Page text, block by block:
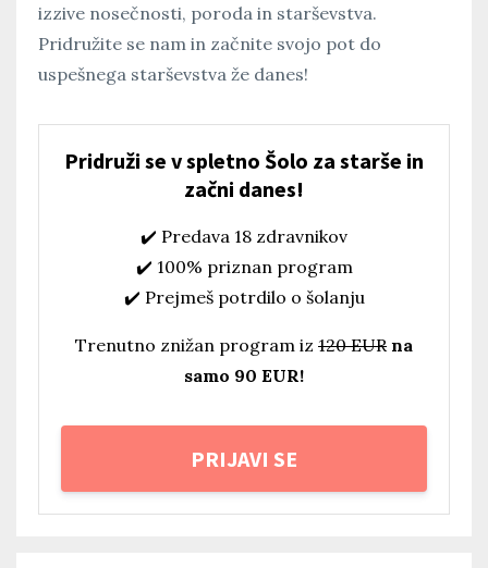
izzive nosečnosti, poroda in starševstva.
Pridružite se nam in začnite svojo pot do
uspešnega starševstva že danes!
Pridruži se v spletno Šolo za starše in
začni danes!
✔️ Predava 18 zdravnikov
✔️ 100% priznan program
✔️ Prejmeš potrdilo o šolanju
Trenutno znižan program iz 120 EUR na
samo 90 EUR!
PRIJAVI SE